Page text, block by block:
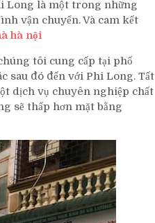
Long là một trong những
vận chuyển. Và cam kết
hà nội
tôi cung cấp tại phố
sau đó đến với Phi Long. Tất
dịch vụ chuyên nghiệp chất
sẽ thấp hơn mặt bằng